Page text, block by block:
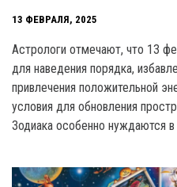
13 ФЕВРАЛЯ, 2025
Астрологи отмечают, что 13
для наведения порядка,
привлечения положительной
условия для обновления
Зодиака особенно нуждаются